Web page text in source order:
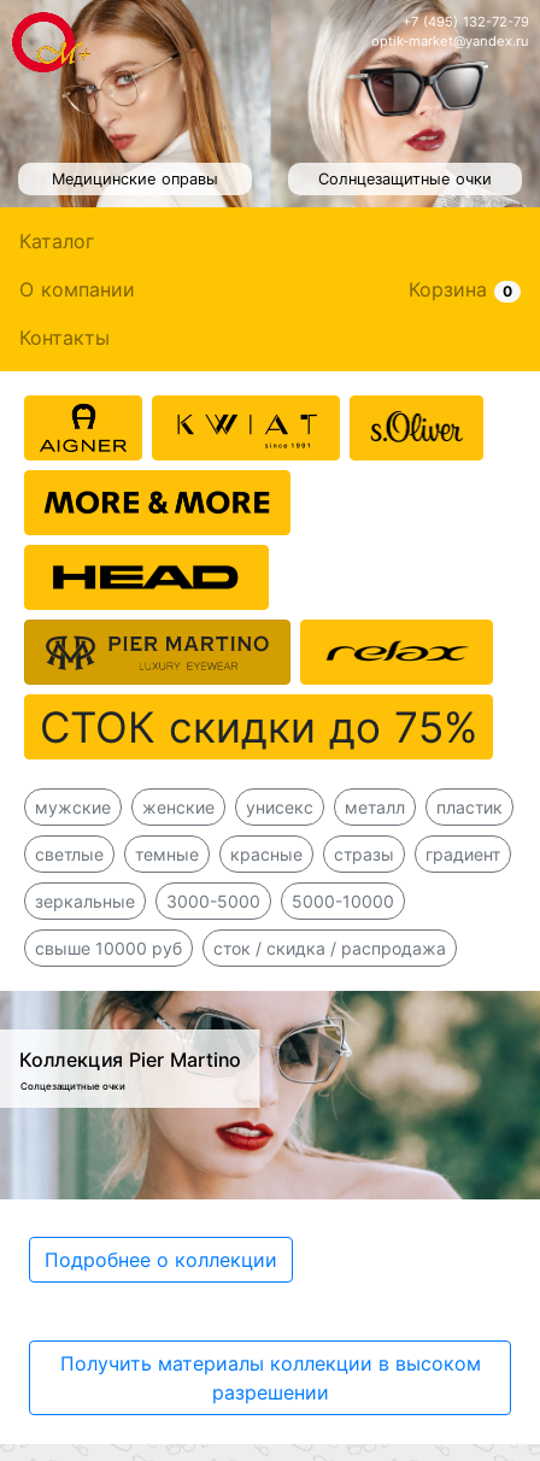
+7 (495) 132-72-79
optik-market@yandex.ru
Медицинские оправы Солнцезащитные очки
Каталог
О компании
Контакты
Корзина 0
СТОК скидки до 75%
мужские женские унисекс металл пластик
светлые темные красные стразы градиент
зеркальные 3000-5000 5000-10000
свыше 10000 руб сток / скидка / распродажа
Коллекция Pier Martino
Солцезащитные очки
Подробнее о коллекции
Получить материалы коллекции в высоком
разрешении